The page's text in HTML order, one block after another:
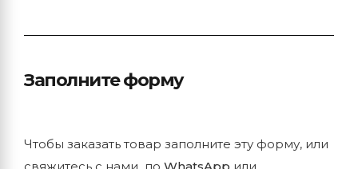
Заполните форму
Чтобы заказать товар заполните эту форму, или